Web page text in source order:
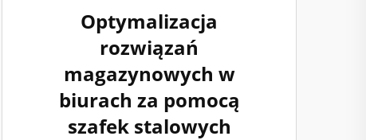
Optymalizacja
rozwiązań
magazynowych w
biurach za pomocą
szafek stalowych